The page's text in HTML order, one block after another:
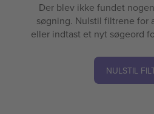
Der blev ikke fundet
søgning. Nulstil filtrene for
eller indtast et nyt søgeord
NULSTIL